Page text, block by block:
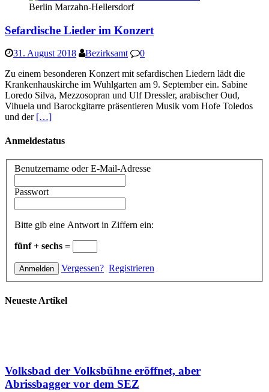
Berlin Marzahn-Hellersdorf
Sefardische Lieder im Konzert
31. August 2018 Bezirksamt
0
Zu einem besonderen Konzert mit sefardischen Liedern lädt die
Krankenhauskirche im Wuhlgarten am 9. September ein. Sabine
Loredo Silva, Mezzosopran und Ulf Dressler, arabischer Oud,
Vihuela und Barockgitarre präsentieren Musik vom Hofe Toledos
und der […]
Anmeldestatus
Benutzername oder E-Mail-Adresse
Passwort
Bitte gib eine Antwort in Ziffern ein:
fünf + sechs =
Vergessen? Registrieren
Neueste Artikel
Volksbad der Volksbühne eröffnet, aber
Abrissbagger vor dem SEZ